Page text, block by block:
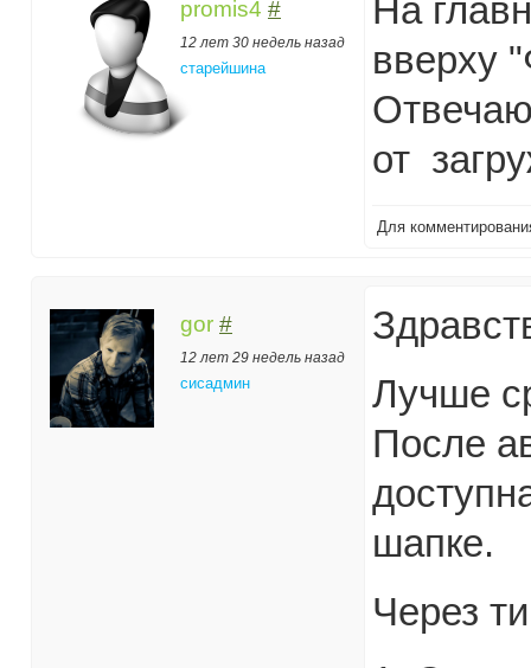
promis4 #
12 лет 30 недель назад
старейшина
На
вверху
от
Для
gor #
12 лет 29 недель назад
сисадмин
Лучше
После
шапке.
Через